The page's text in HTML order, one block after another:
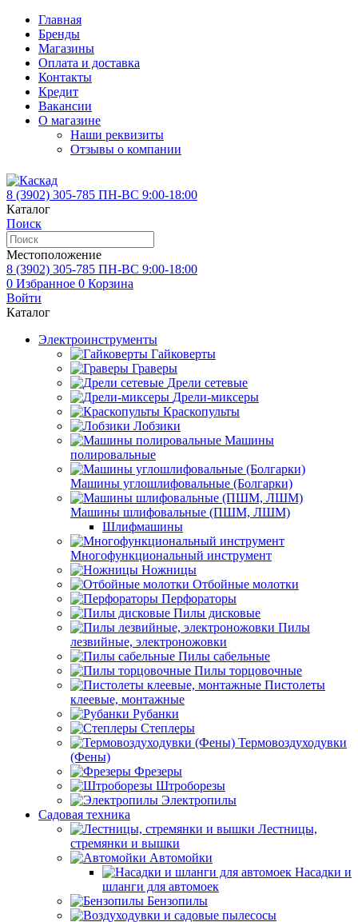
Главная
Бренды
Магазины
Оплата и доставка
Контакты
Кредит
Вакансии
О магазине
Наши реквизиты
Отзывы о компании
8 (3902) 305-785 ПН-ВС 9:00-18:00
Каталог
Поиск
Местоположение
8 (3902) 305-785 ПН-ВС 9:00-18:00
0 Избранное 0 Корзина
Войти
Каталог
Электроинструменты
Гайковерты
Граверы
Дрели сетевые
Дрели-миксеры
Краскопульты
Лобзики
Машины
полировальные
Машины углошлифовальные (Болгарки)
Машины шлифовальные (ПШМ, ЛШМ)
Шлифмашины
Многофункциональный инструмент
Ножницы
Отбойные молотки
Перфораторы
Пилы дисковые
Пилы
лезвийные, электроножовки
Пилы сабельные
Пилы торцовочные
Пистолеты
клеевые, монтажные
Рубанки
Степлеры
Термовоздуходувки
(Фены)
Фрезеры
Штроборезы
Электропилы
Садовая техника
Лестницы,
стремянки и вышки
Автомойки
Насадки и
шланги для автомоек
Бензопилы